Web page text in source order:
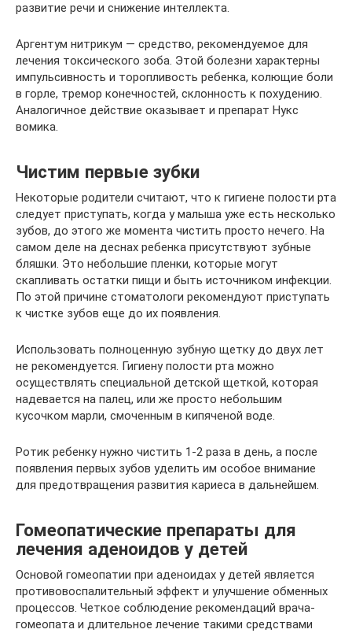
развитие речи и снижение интеллекта.
Аргентум нитрикум — средство, рекомендуемое для
лечения токсического зоба. Этой болезни характерны
импульсивность и торопливость ребенка, колющие боли
в горле, тремор конечностей, склонность к похудению.
Аналогичное действие оказывает и препарат Нукс
вомика.
Чистим первые зубки
Некоторые родители считают, что к гигиене полости рта
следует приступать, когда у малыша уже есть несколько
зубов, до этого же момента чистить просто нечего. На
самом деле на деснах ребенка присутствуют зубные
бляшки. Это небольшие пленки, которые могут
скапливать остатки пищи и быть источником инфекции.
По этой причине стоматологи рекомендуют приступать
к чистке зубов еще до их появления.
Использовать полноценную зубную щетку до двух лет
не рекомендуется. Гигиену полости рта можно
осуществлять специальной детской щеткой, которая
надевается на палец, или же просто небольшим
кусочком марли, смоченным в кипяченой воде.
Ротик ребенку нужно чистить 1-2 раза в день, а после
появления первых зубов уделить им особое внимание
для предотвращения развития кариеса в дальнейшем.
Гомеопатические препараты для
лечения аденоидов у детей
Основой гомеопатии при аденоидах у детей является
противовоспалительный эффект и улучшение обменных
процессов. Четкое соблюдение рекомендаций врача-
гомеопата и длительное лечение такими средствами